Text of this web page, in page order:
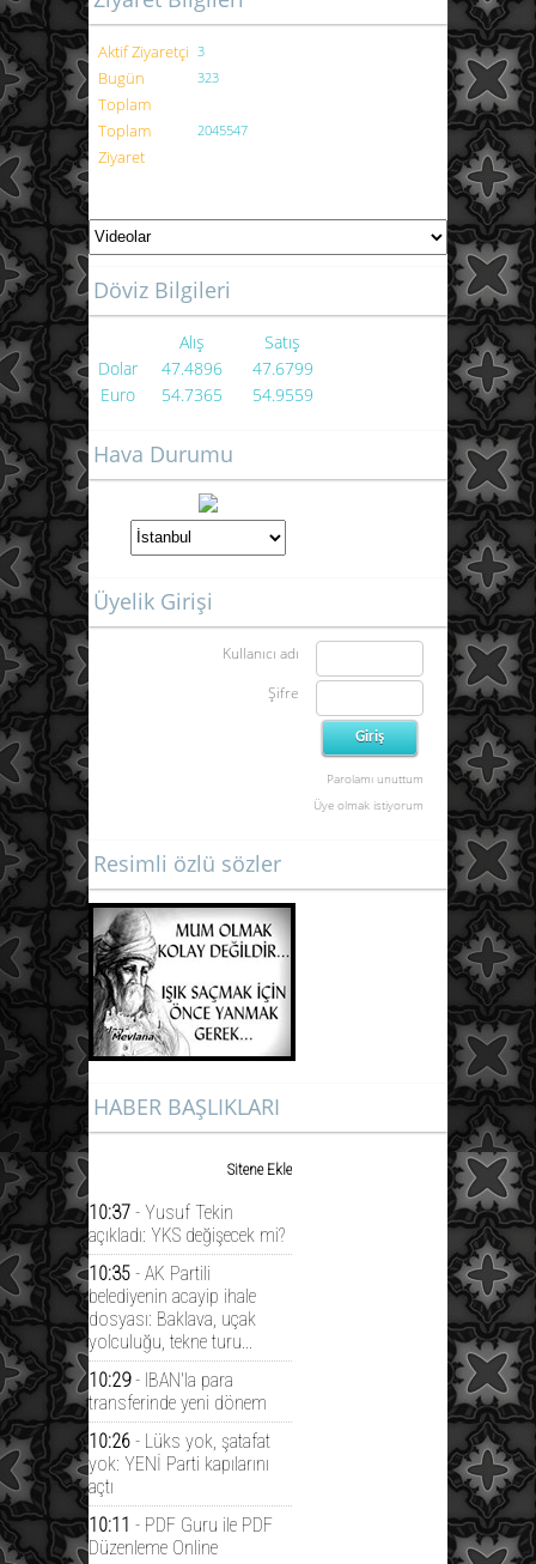
Aktif Ziyaretçi 3
Bugün
Toplam
323
Toplam
Ziyaret
2045547
Döviz Bilgileri
Alış
Satış
Dolar
47.4896
47.6799
Euro
54.7365 54.9559
Hava Durumu
Üyelik Girişi
Kullanıcı adı
Şifre
Parolamı unuttum
Üye olmak istiyorum
Resimli özlü sözler
HABER BAŞLIKLARI